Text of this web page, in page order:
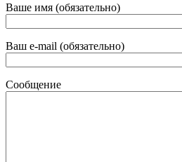
Ваше имя (обязательно)
Ваш e-mail (обязательно)
Сообщение